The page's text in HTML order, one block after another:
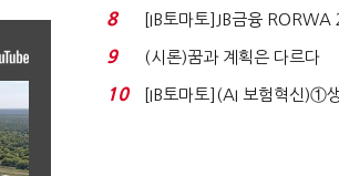
누적 피해자 4만2...
8
[IB토마토]JB금융
실적 견인은 은행 ...
9 (시론)꿈과 계획은 다르다
10
[IB토마토](AI 보험혁신)①